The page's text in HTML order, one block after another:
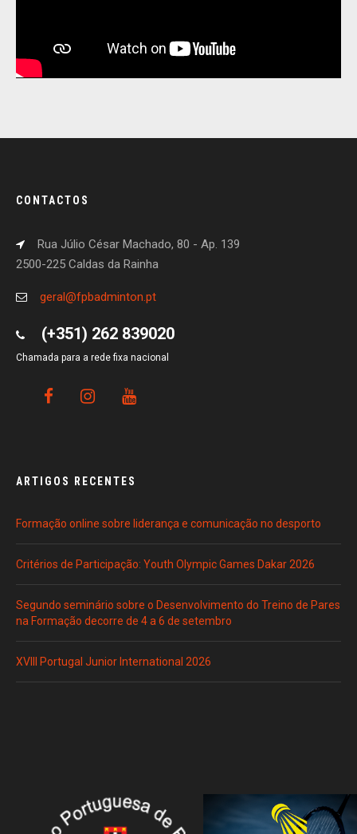
CONTACTOS
Rua Júlio César Machado, 80 - Ap. 139
2500-225 Caldas da Rainha
geral@fpbadminton.pt
(+351) 262 839020
Chamada para a rede fixa nacional
ARTIGOS RECENTES
Formação online sobre liderança e comunicação no desporto
Critérios de Participação: Youth Olympic Games Dakar 2026
Segundo seminário sobre o Desenvolvimento do Treino de Pares
na Formação decorre de 4 a 6 de setembro
XVIII Portugal Junior International 2026